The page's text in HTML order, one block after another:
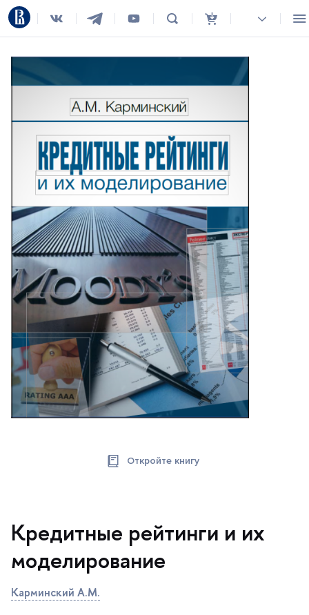
Откройте книгу
Кредитные рейтинги и их
моделирование
Карминский А.М.